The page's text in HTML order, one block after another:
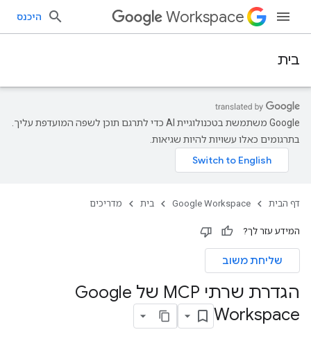
Workspace היכנס
בית
‫Google משתמשת בטכנולוגיית AI כדי לתרגם תוכן לשפה המועדפת עליך.
בתרגומים כאלו עשויות להיות שגיאות.
דף הבית Google Workspace בית מדריכים
המידע עזר לך?
שליחת משוב
הגדרת שרתי MCP של Google
Workspace